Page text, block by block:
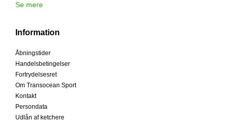
Se mere
Information
Åbningstider
Handelsbetingelser
Fortrydelsesret
Om Transocean Sport
Kontakt
Persondata
Udlån af ketchere